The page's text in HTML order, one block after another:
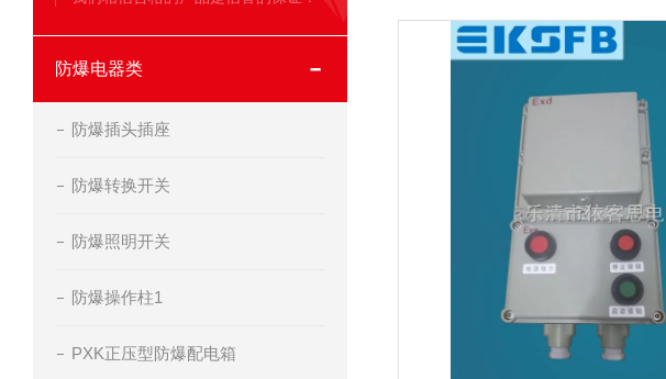
防爆电器类
防爆插头插座
防爆转换开关
防爆照明开关
防爆操作柱1
PXK正压型防爆配电箱